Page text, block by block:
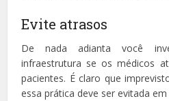
Evite atrasos
De nada adianta você
infraestrutura se os médicos
pacientes. É claro que
essa prática deve ser evitada